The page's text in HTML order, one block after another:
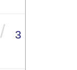
/ 3